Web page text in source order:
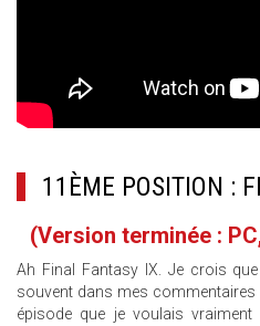
11ÈME POSITION :
(Version terminée :
Ah Final Fantasy IX. Je crois
souvent dans mes
épisode que je voulais